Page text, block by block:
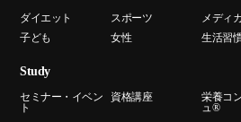
ダイエット スポーツ メディ
子ども
女性 生活習
Study
セミナー・イベン
ト
資格講座
栄養コ
ュ®